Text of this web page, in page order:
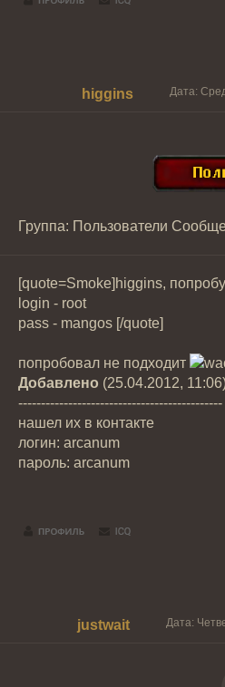
higgins Дата:
Группа: Пользователи
[quote=Smoke]higgins,
login - root
pass - mangos [/quote]
попробовал не подходит
Добавлено (25.04.2012,
---------------------------------------------
нашел их в контакте
логин: arcanum
пароль: arcanum
justwait Дата: